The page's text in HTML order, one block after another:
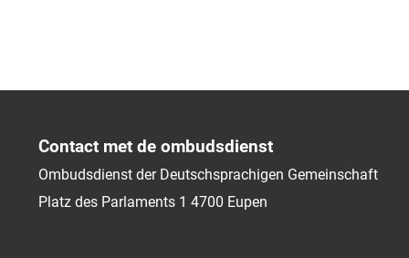
Contact met de ombudsdienst
Ombudsdienst der Deutschsprachigen Gemeinschaft
Platz des Parlaments 1 4700 Eupen